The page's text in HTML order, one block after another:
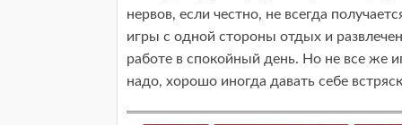
нервов, если честно, не всегда
игры с одной стороны отдых и
работе в спокойный день. Но не все же
надо, хорошо иногда давать себе